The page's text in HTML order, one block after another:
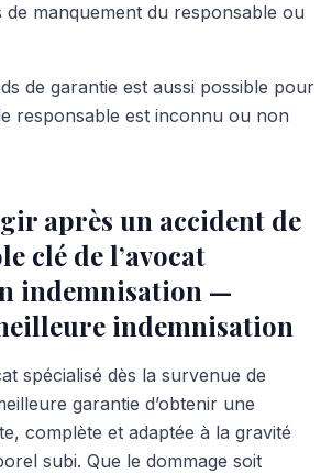
de manquement du responsable ou
de garantie est aussi possible pour
responsable est inconnu ou non
après un accident de
clé de l’avocat
indemnisation —
indemnisation
spécialisé dès la survenue de
garantie d’obtenir une
complète et adaptée à la gravité
subi. Que le dommage soit